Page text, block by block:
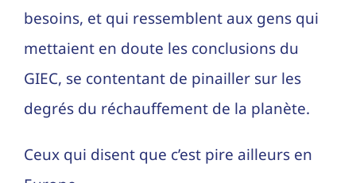
besoins, et qui ressemblent aux gens qui
mettaient en doute les conclusions du
GIEC, se contentant de pinailler sur les
degrés du réchauffement de la planète.
Ceux qui disent que c’est pire ailleurs en